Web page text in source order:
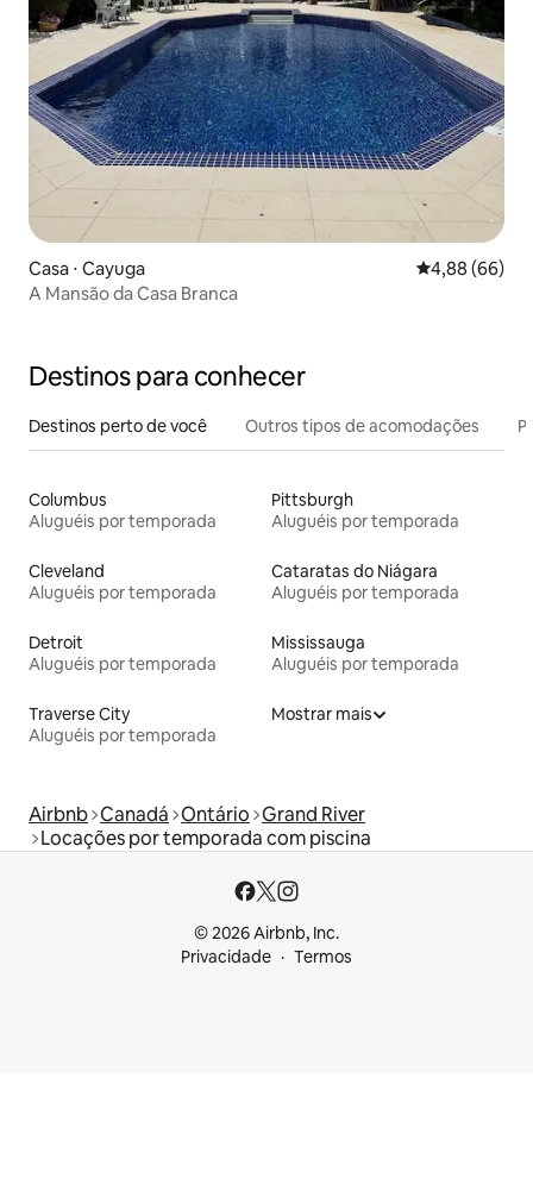
Casa ⋅ Cayuga 4,88 de uma
4,88 (66)
A Mansão da Casa Branca
Destinos para conhecer
Destinos perto de você Outros tipos de acomodações
Columbus
Aluguéis por temporada
Pittsburgh
Aluguéis por temporada
Cleveland
Aluguéis por temporada
Cataratas do Niágara
Aluguéis por temporada
Detroit
Aluguéis por temporada
Mississauga
Aluguéis por temporada
Traverse City
Aluguéis por temporada
Mostrar mais
Airbnb Canadá Ontário Grand River
Locações por temporada com piscina
© 2026 Airbnb, Inc.
Privacidade
Termos